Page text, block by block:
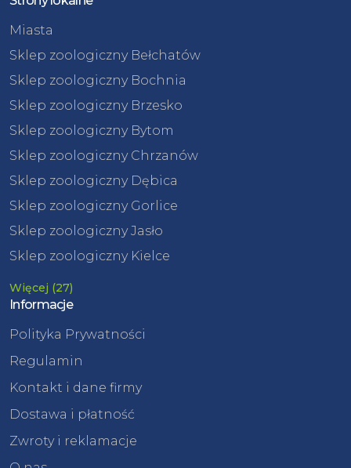
Miasta
Sklep zoologiczny Bełchatów
Sklep zoologiczny Bochnia
Sklep zoologiczny Brzesko
Sklep zoologiczny Bytom
Sklep zoologiczny Chrzanów
Sklep zoologiczny Dębica
Sklep zoologiczny Gorlice
Sklep zoologiczny Jasło
Sklep zoologiczny Kielce
Więcej (27)
Informacje
Polityka Prywatności
Regulamin
Kontakt i dane firmy
Dostawa i płatność
Zwroty i reklamacje